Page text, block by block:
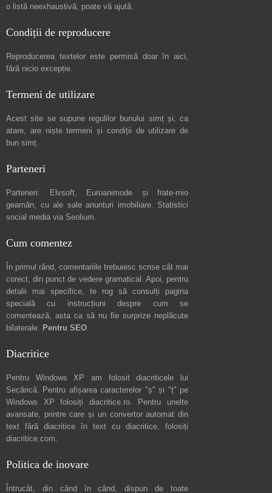
o listă neexhaustivă, poate vă ajută.
Condiții de reproducere
Reproducerea textelor este permisă doar în aici,
fără nicio excepție.
Termeni de utilizare
Acest site se supune regulilor bunului simț și, ca
atare, are niștetermeni și condiții de utilizare de
bun simț.
Parteneri
Parteneri: Elvsoft, Euroanimode și frate-mio
geamăn, cu ale sale anunturi imobiliare. Statistici
social media via Seolium.
Cum comentez
În primul rând, comentariile trebuiesc scrise cât mai
corect, din punct de vedere gramatical. Apoi, pentru
detalii mai specifice, te rog să consulți pagina
specială cu instrucțiuni despre cum se
comentează, asta ca să nu fie surprize neplăcute
bilaterale. Pentru SEO.
Diacritice
Pentru Windows XP am folosit diacriticele lui
Secărică. Pentru afișarea caracterelor "ș" și "ț" pe
Windows XP folosiți diacritice.ro. Pentru unelte
avansate, printre care și un convertor automat din
text fără diacritice în text cu diacritice, folosiți
diacritice.com.
Politica de inovare
Întrucât, din când în când, dispun de toate